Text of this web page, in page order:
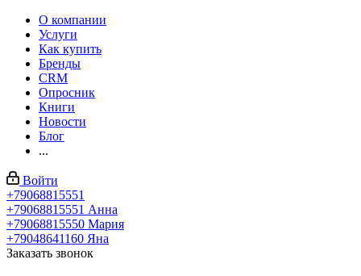
О компании
Услуги
Как купить
Бренды
CRM
Опросник
Книги
Новости
Блог
...
Войти
+79068815551
+79068815551 Анна
+79068815550 Мария
+79048641160 Яна
Заказать звонок